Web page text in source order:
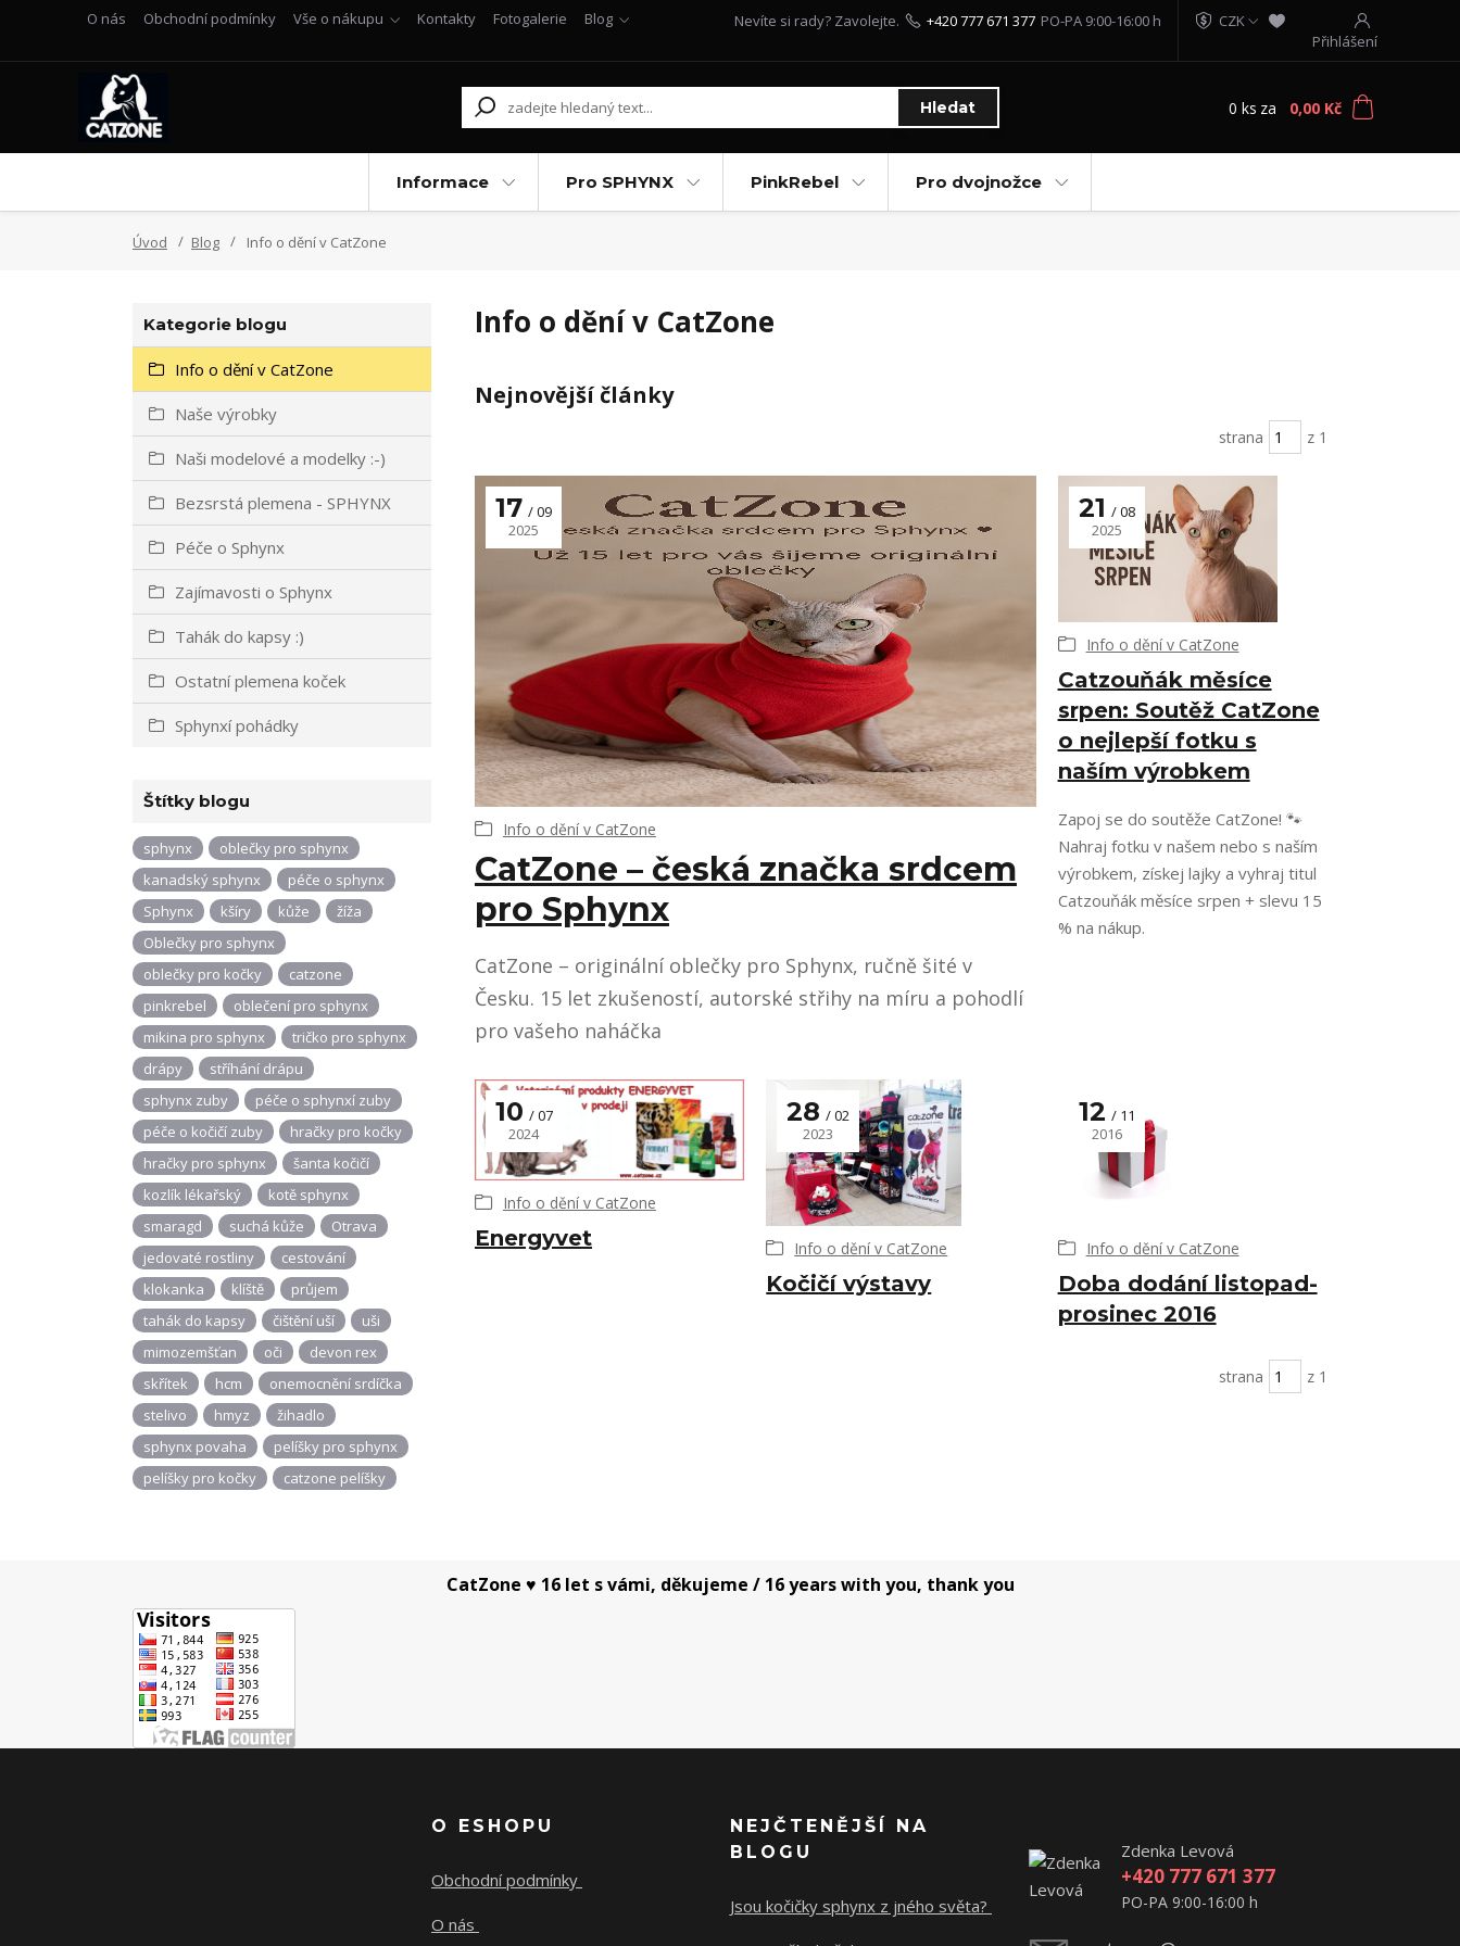
O nás Obchodní podmínky Vše o nákupu Kontakty Fotogalerie Blog
CZK
Přihlášení
Hledat
Nevíte si rady? Zavolejte. +420 777 671 377 PO-PA 9:00-16:00 h
0 ks za 0,00 Kč
Informace Pro SPHYNX PinkRebel Pro dvojnožce
Úvod Blog Info o dění v CatZone
Kategorie blogu
Info o dění v CatZone
Naše výrobky
Naši modelové a modelky :-)
Bezsrstá plemena - SPHYNX
Péče o Sphynx
Zajímavosti o Sphynx
Tahák do kapsy :)
Ostatní plemena koček
Sphynxí pohádky
Štítky blogu
sphynx
oblečky pro sphynx
kanadský sphynx
péče o sphynx
Sphynx
kšíry kůže
žíža
Oblečky pro sphynx
oblečky pro kočky
catzone
pinkrebel
oblečení pro sphynx
mikina pro sphynx
tričko pro sphynx
drápy
stříhání drápu
sphynx zuby
péče o sphynxí zuby
péče o kočičí zuby
hračky pro kočky
hračky pro sphynx
šanta kočičí
kozlík lékařský
kotě sphynx
smaragd
suchá kůže
Otrava
jedovaté rostliny
cestování
klokanka
klíště
průjem
tahák do kapsy
čištění uší
uši
mimozemšťan
oči
devon rex
skřítek
hcm
onemocnění srdíčka
stelivo
hmyz
žihadlo
sphynx povaha
pelíšky pro sphynx
pelíšky pro kočky
catzone pelíšky
Info o dění v CatZone
Nejnovější články
strana z 1
CatZone – česká značka srdcem
pro Sphynx
17
09
2025
Info o dění v CatZone
CatZone – originální oblečky pro Sphynx, ručně šité v
Česku. 15 let zkušeností, autorské střihy na míru a pohodlí
pro vašeho naháčka
Catzouňák měsíce
srpen: Soutěž CatZone
o nejlepší fotku s
naším výrobkem
21
08
2025
Info o dění v CatZone
Zapoj se do soutěže CatZone! 🐾
Nahraj fotku v našem nebo s naším
výrobkem, získej lajky a vyhraj titul
Catzouňák měsíce srpen + slevu 15
% na nákup.
Energyvet
10
07
2024
Info o dění v CatZone
Kočičí výstavy
28
02
2023
Info o dění v CatZone
Doba dodání listopad-
prosinec 2016
12
11
2016
Info o dění v CatZone
strana z 1
CatZone ♥ 16 let s vámi, děkujeme / 16 years with you, thank you
O ESHOPU
Obchodní podmínky
O nás
NEJČTENĚJŠÍ NA
BLOGU
Jsou kočičky sphynx z jného světa?
Zdenka Levová
+420 777 671 377
PO-PA 9:00-16:00 h